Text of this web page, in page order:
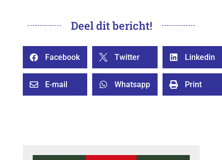
Deel dit bericht!
 Facebook  Twitter  Linkedin
 E-mail  Whatsapp  Print